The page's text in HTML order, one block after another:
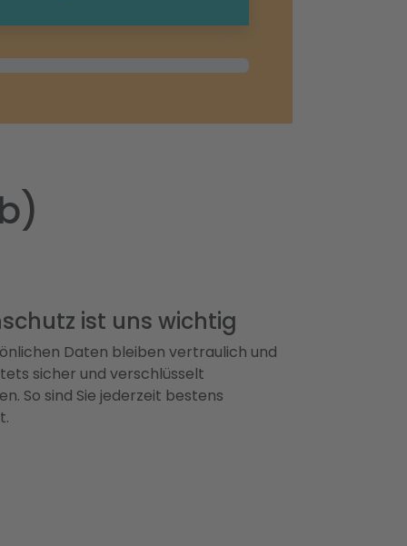
ist uns wichtig
Daten bleiben vertraulich und
sicher und verschlüsselt
So sind Sie jederzeit bestens